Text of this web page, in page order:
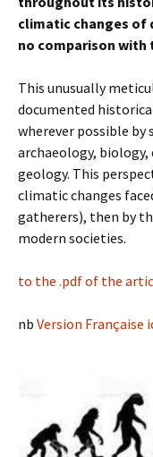
climatic changes of
no comparison
This unusually
documented
wherever possible
archaeology, biology,
geology. This
climatic changes
gatherers), then by
modern societies.
to the .pdf of the
nb Version Française